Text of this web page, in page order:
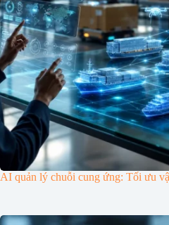
AI quản lý chuỗi cung ứng: Tối ưu